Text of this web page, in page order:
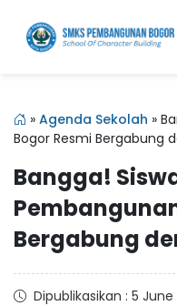
» Agenda Sekolah »
Bogor Resmi Bergabung
Bangga!
Bergabung
Dipublikasikan : 5 June